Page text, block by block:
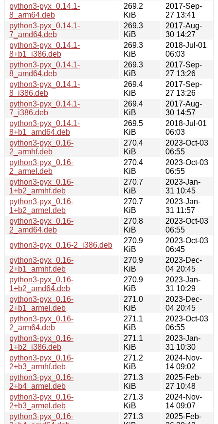
python3-pyx_0.14.1-
8_arm64.deb
269.2
KiB
2017-Sep-
27 13:41
python3-pyx_0.14.1-
7_amd64.deb
269.3
KiB
2017-Aug-
30 14:27
python3-pyx_0.14.1-
8+b1_i386.deb
269.3
KiB
2018-Jul-01
06:03
python3-pyx_0.14.1-
8_amd64.deb
269.3
KiB
2017-Sep-
27 13:26
python3-pyx_0.14.1-
8_i386.deb
269.4
KiB
2017-Sep-
27 13:26
python3-pyx_0.14.1-
7_i386.deb
269.4
KiB
2017-Aug-
30 14:57
python3-pyx_0.14.1-
8+b1_amd64.deb
269.5
KiB
2018-Jul-01
06:03
python3-pyx_0.16-
2_armhf.deb
270.4
KiB
2023-Oct-03
06:55
python3-pyx_0.16-
2_armel.deb
270.4
KiB
2023-Oct-03
06:55
python3-pyx_0.16-
1+b2_armhf.deb
270.7
KiB
2023-Jan-
31 10:45
python3-pyx_0.16-
1+b2_armel.deb
270.7
KiB
2023-Jan-
31 11:57
python3-pyx_0.16-
2_amd64.deb
270.8
KiB
2023-Oct-03
06:55
python3-pyx_0.16-2_i386.deb
270.9
KiB
2023-Oct-03
06:45
python3-pyx_0.16-
2+b1_armhf.deb
270.9
KiB
2023-Dec-
04 20:45
python3-pyx_0.16-
1+b2_amd64.deb
270.9
KiB
2023-Jan-
31 10:29
python3-pyx_0.16-
2+b1_armel.deb
271.0
KiB
2023-Dec-
04 20:45
python3-pyx_0.16-
2_arm64.deb
271.1
KiB
2023-Oct-03
06:55
python3-pyx_0.16-
1+b2_i386.deb
271.1
KiB
2023-Jan-
31 10:30
python3-pyx_0.16-
2+b3_armhf.deb
271.2
KiB
2024-Nov-
14 09:02
python3-pyx_0.16-
2+b4_armel.deb
271.3
KiB
2025-Feb-
27 10:48
python3-pyx_0.16-
2+b3_armel.deb
271.3
KiB
2024-Nov-
14 09:07
python3-pyx_0.16-
271.3
2025-Feb-